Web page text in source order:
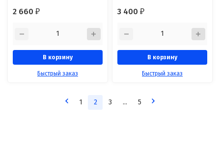
2 660₽
В корзину
Быстрый заказ
3 400₽
В корзину
Быстрый заказ
1 2 3 ... 5